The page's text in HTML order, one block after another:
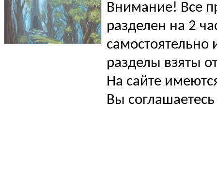
Внимание! Все
разделен на 2
самостоятельно
разделы взяты
На сайте
Вы